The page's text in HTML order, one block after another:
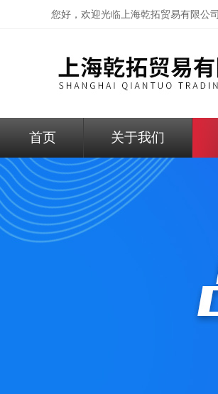
您好，欢迎光临上海乾拓贸易有限公司
首页 关于我们